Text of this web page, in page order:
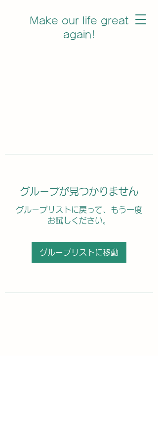
Make our life great
again!
グループが見つかりません
グループリストに戻って、もう一度
お試しください。
グループリストに移動